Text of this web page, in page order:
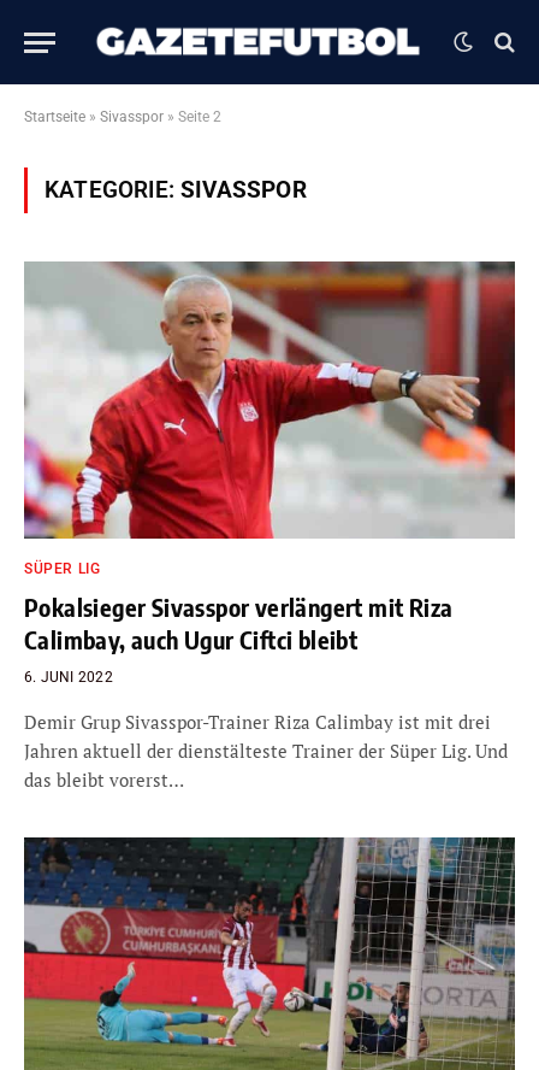
Startseite » Sivasspor » Seite 2
KATEGORIE:SIVASSPOR
SÜPER LIG
Pokalsieger Sivasspor verlängert mit Riza
Calimbay, auch Ugur Ciftci bleibt
6. JUNI 2022
Demir Grup Sivasspor-Trainer Riza Calimbay ist mit drei
Jahren aktuell der dienstälteste Trainer der Süper Lig. Und
das bleibt vorerst…